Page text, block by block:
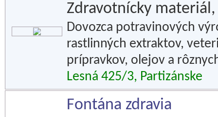
Zdravotnícky
Dovozca potravinových
rastlinných extraktov,
prípravkov, olejov a
Lesná 425/3, Partizánske
Fontána zdravia